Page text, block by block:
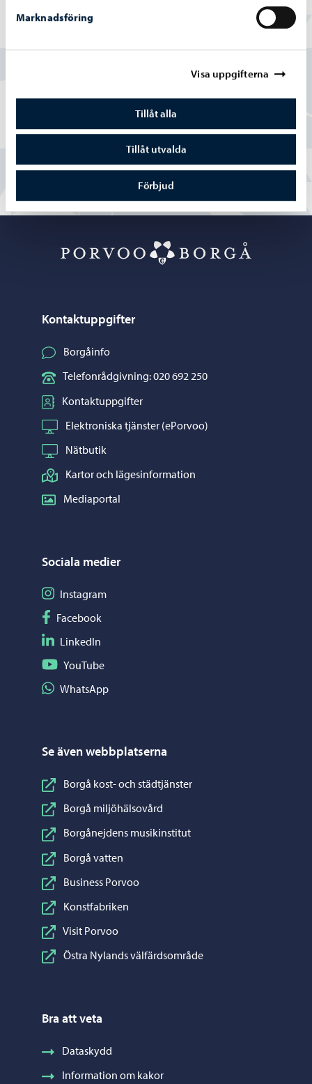
Marknadsföring
Visa uppgifterna
Tillåt alla
Tillåt utvalda
Förbjud
Nej
Kontaktuppgifter
Borgåinfo
Telefonrådgivning: 020 692 250
Kontaktuppgifter
Elektroniska tjänster (ePorvoo)
Nätbutik
Kartor och lägesinformation
Mediaportal
Sociala medier
Följ på Instagram
Instagram
Följ på Facebook
Facebook
Följ på LinkedIn
LinkedIn
Följ på YouTube
YouTube
Dela på WhatsApp
WhatsApp
Se även webbplatserna
Borgå kost- och städtjänster
Borgå miljöhälsovård
Borgånejdens musikinstitut
Borgå vatten
Business Porvoo
Konstfabriken
Visit Porvoo
Östra Nylands välfärdsområde
Bra att veta
Dataskydd
Information om kakor